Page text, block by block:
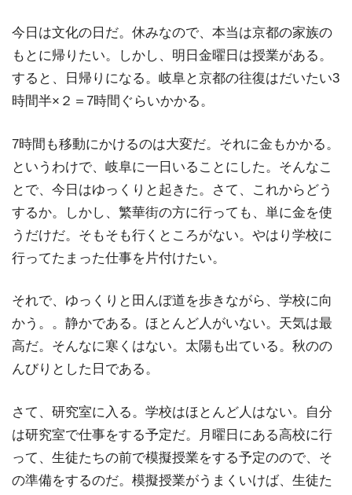
今日は文化の日だ。休みなので、本当は京都の家族の
もとに帰りたい。しかし、明日金曜日は授業がある。
すると、日帰りになる。岐阜と京都の往復はだいたい3
時間半×２＝7時間ぐらいかかる。
7時間も移動にかけるのは大変だ。それに金もかかる。
というわけで、岐阜に一日いることにした。そんなこ
とで、今日はゆっくりと起きた。さて、これからどう
するか。しかし、繁華街の方に行っても、単に金を使
うだけだ。そもそも行くところがない。やはり学校に
行ってたまった仕事を片付けたい。
それで、ゆっくりと田んぼ道を歩きながら、学校に向
かう。。静かである。ほとんど人がいない。天気は最
高だ。そんなに寒くはない。太陽も出ている。秋のの
んびりとした日である。
さて、研究室に入る。学校はほとんど人はない。自分
は研究室で仕事をする予定だ。月曜日にある高校に行
って、生徒たちの前で模擬授業をする予定のので、そ
の準備をするのだ。模擬授業がうまくいけば、生徒た